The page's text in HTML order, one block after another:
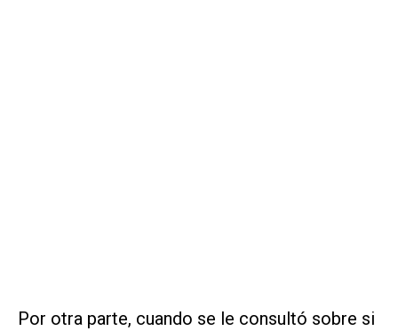
Por otra parte, cuando se le consultó sobre si